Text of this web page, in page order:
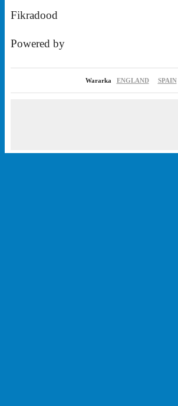
Fikradood
Powered by
Wararka ENGLAND SPAIN